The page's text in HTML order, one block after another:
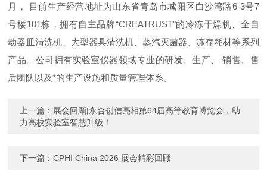
月， 目前生产经营地址为山东省青岛市城阳区白沙湾路6-3号7
号楼101栋，拥有自主品牌“CREATRUST"的冷冻干燥机、全自
动器皿清洗机、大型器具清洗机、蒸汽灭菌器、冻存耗材等系列
产品。公司拥有实验室仪器领域专业的研发、生产、 销售、售
后团队以及*的生产设施和质量管理体系。
上一篇： 展会回顾|永合创信亮相第64届高等教育博览会，助
力高校实验室智慧升级！
下一篇：CPHI China 2026 展会精彩回顾